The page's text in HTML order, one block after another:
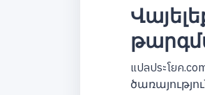
แปลประโยค